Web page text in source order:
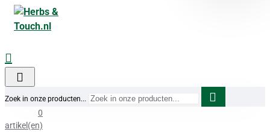
Zoek in onze producten...
0
artikel(en)